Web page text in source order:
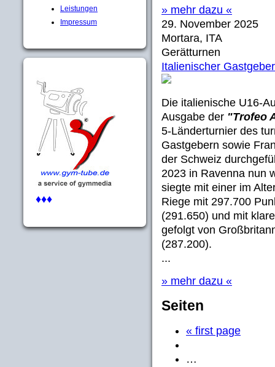
Leistungen
Impressum
♦♦♦
» mehr dazu «
29. November 2025
Mortara, ITA
Gerätturnen
Italienischer
Die italienische U16-
Ausgabe der "Trofeo
5-Länderturnier des
Gastgebern sowie
der Schweiz
2023 in Ravenna nun
siegte mit einer im
Riege mit 297.700
(291.650) und mit
gefolgt von
(287.200).
...
» mehr dazu «
Seiten
« first page
…